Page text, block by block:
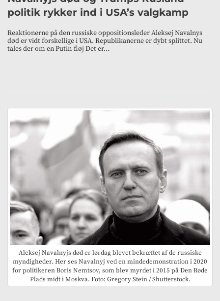
politik rykker ind i USA’s valgkamp
Reaktionerne på den russiske oppositionsleder Aleksej Navalnys
død er vidt forskellige i USA. Republikanerne er dybt splittet. Nu
tales der om en Putin-fløj Det er…
Aleksej Navalnyjs død er lørdag blevet bekræftet af de russiske
myndigheder. Her ses Navalnyj ved en mindedemonstration i 2020
for politikeren Boris Nemtsov, som blev myrdet i 2015 på Den Røde
Plads midt i Moskva. Foto: Gregory Stein / Shutterstock.